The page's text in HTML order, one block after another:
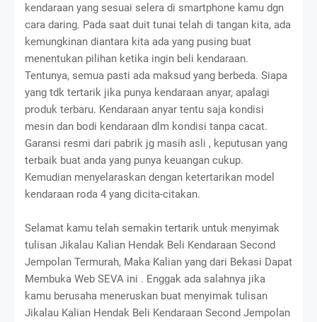
kendaraan yang sesuai selera di smartphone kamu dgn
cara daring. Pada saat duit tunai telah di tangan kita, ada
kemungkinan diantara kita ada yang pusing buat
menentukan pilihan ketika ingin beli kendaraan.
Tentunya, semua pasti ada maksud yang berbeda. Siapa
yang tdk tertarik jika punya kendaraan anyar, apalagi
produk terbaru. Kendaraan anyar tentu saja kondisi
mesin dan bodi kendaraan dlm kondisi tanpa cacat.
Garansi resmi dari pabrik jg masih asli , keputusan yang
terbaik buat anda yang punya keuangan cukup.
Kemudian menyelaraskan dengan ketertarikan model
kendaraan roda 4 yang dicita-citakan.
Selamat kamu telah semakin tertarik untuk menyimak
tulisan Jikalau Kalian Hendak Beli Kendaraan Second
Jempolan Termurah, Maka Kalian yang dari Bekasi Dapat
Membuka Web SEVA ini . Enggak ada salahnya jika
kamu berusaha meneruskan buat menyimak tulisan
Jikalau Kalian Hendak Beli Kendaraan Second Jempolan